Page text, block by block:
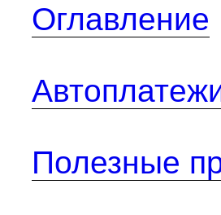
Оглавление
Полезные